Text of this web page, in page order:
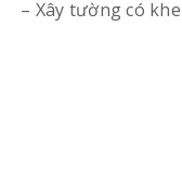
– Xây tường có